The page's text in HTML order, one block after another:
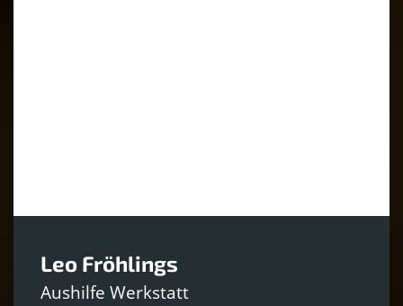
Leo Fröhlings
Aushilfe Werkstatt